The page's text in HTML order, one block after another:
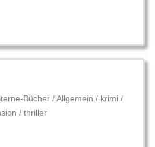
Bücher /Allgemein / krimi /
/ thriller